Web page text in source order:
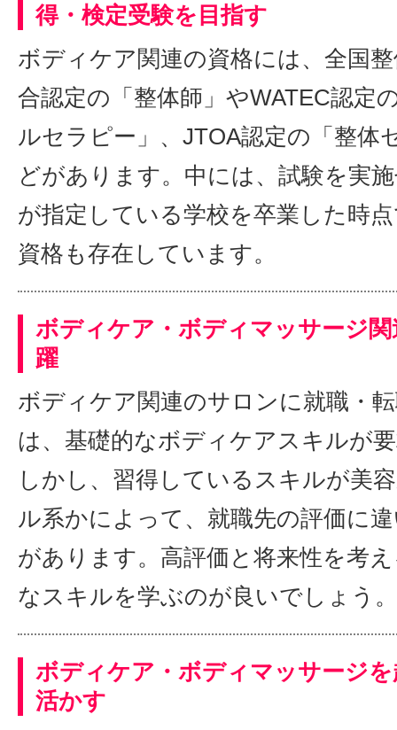
得・検定受験を目指す
ボディケア関連の資格には、全国
合認定の「整体師」やWATEC認定
ルセラピー」、JTOA認定の「整体
どがあります。中には、試験を実
が指定している学校を卒業した時
資格も存在しています。
ボディケア・ボディマッサージ
躍
ボディケア関連のサロンに就職・
は、基礎的なボディケアスキルが
しかし、習得しているスキルが美
ル系かによって、就職先の評価に
があります。高評価と将来性を考
なスキルを学ぶのが良いでしょう。
ボディケア・ボディマッサージ
活かす